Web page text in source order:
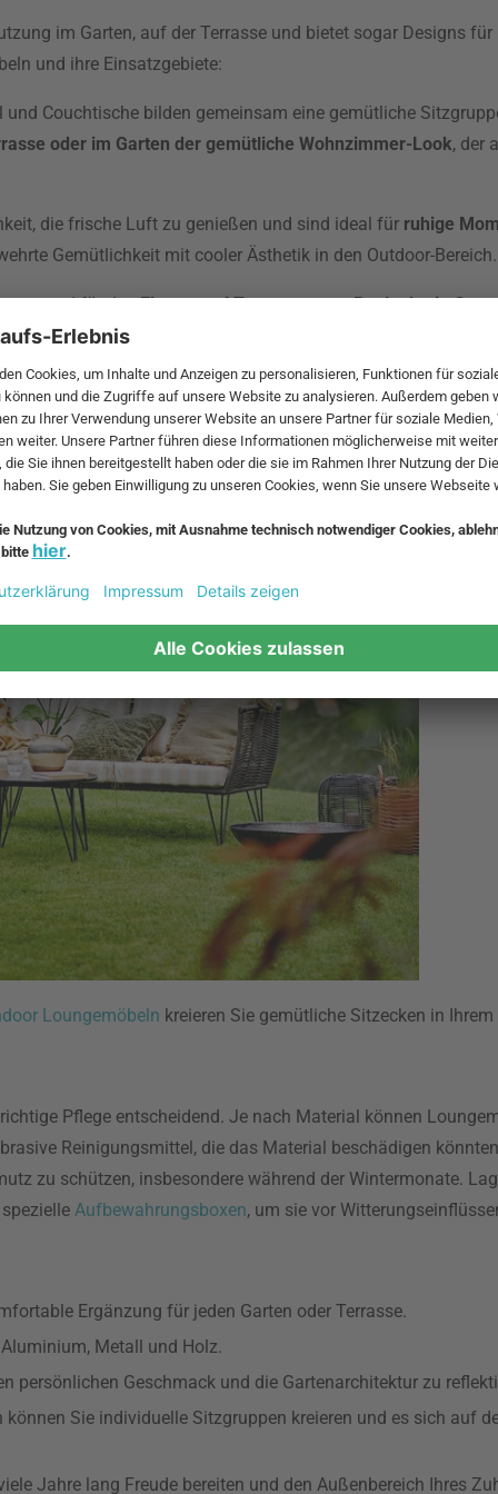
im Garten, auf der Terrasse und bietet sogar Designs
und ihre Einsatzgebiete:
Couchtische bilden gemeinsam eine gemütliche
oder im Garten der gemütliche Wohnzimmer-Look, der
die frische Luft zu genießen und sind ideal für ruhige
Gemütlichkeit mit cooler Ästhetik in den Outdoor-Bereich.
für denEinsatz auf Terrassen, am Pool oder in
auf der Terrasse und sind so besonders flexibel
Loungemöbeln kreieren Sie gemütliche Sitzecken in Ihrem
Pflege entscheidend. Je nach Material können
Reinigungsmittel, die das Material beschädigen
zu schützen, insbesondere während der Wintermonate.
Aufbewahrungsboxen, um sie vor
Ergänzung für jeden Garten oder Terrasse.
Metall und Holz.
persönlichen Geschmack und die Gartenarchitektur zu
Sie individuelle Sitzgruppen kreieren und es sich auf
Jahre lang Freude bereiten und den Außenbereich Ihres